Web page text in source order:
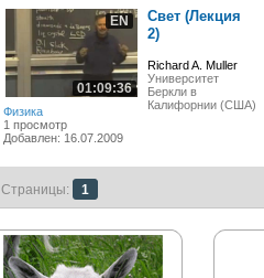
EN
01:09:36
Физика
1 просмотр
Добавлен: 16.07.2009
Свет (Лекция
2)
Richard A. Muller
Университет
Беркли в
Калифорнии (США)
Страницы: 1